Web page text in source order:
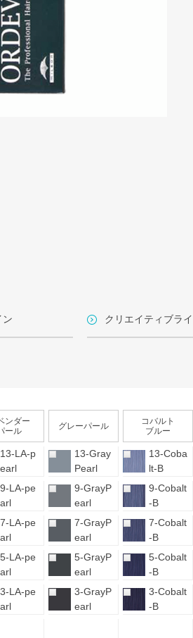
ン クリエイティブラ
ンダー
ール
グレーパール
コバルト
ブルー
13-LA-p
earl
13-Gray
Pearl
13-Coba
lt-B
9-LA-pe
arl
9-GrayP
earl
9-Cobalt
-B
7-LA-pe
arl
7-GrayP
earl
7-Cobalt
-B
5-LA-pe
arl
5-GrayP
earl
5-Cobalt
-B
3-LA-pe
arl
3-GrayP
earl
3-Cobalt
-B